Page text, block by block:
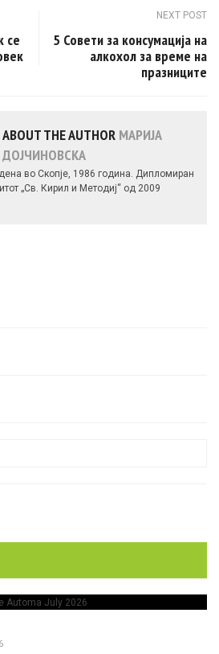
се
NEXT POST
5 Совети за консумација на
алкохол за време на
празниците
ABOUT THE AUTHOR МАРИЈА
ДОЈЧИНОВСКА
во Скопје, 1986 година. Дипломиран
„Св. Кирил и Методиј“ од 2009